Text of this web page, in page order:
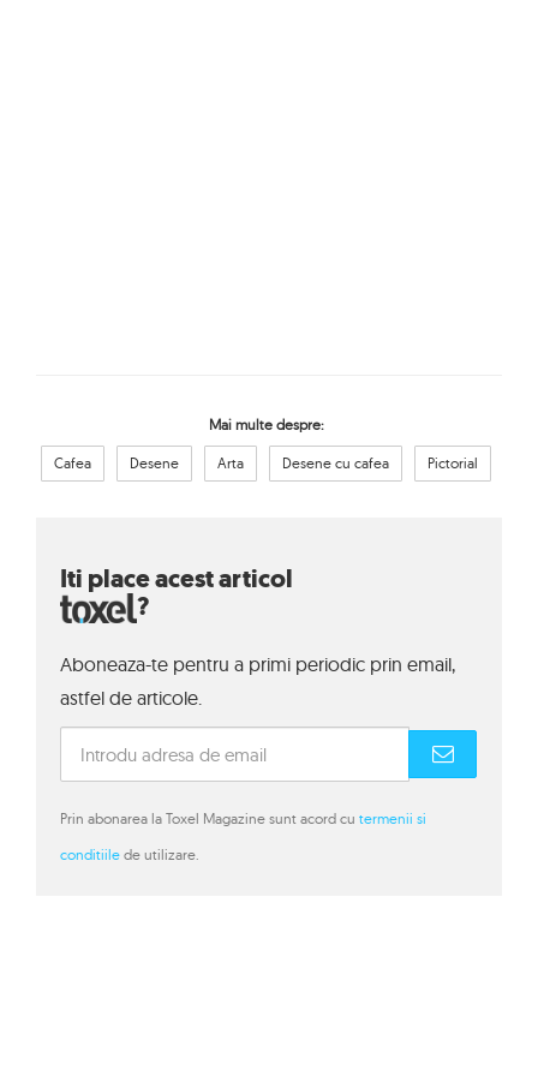
Mai multe despre:
Cafea Desene Arta Desene cu cafea Pictorial
Iti place acest articol
?
Aboneaza-te pentru a primi periodic prin email,
astfel de articole.
Prin abonarea la Toxel Magazine sunt acord cu termenii si
conditiile de utilizare.